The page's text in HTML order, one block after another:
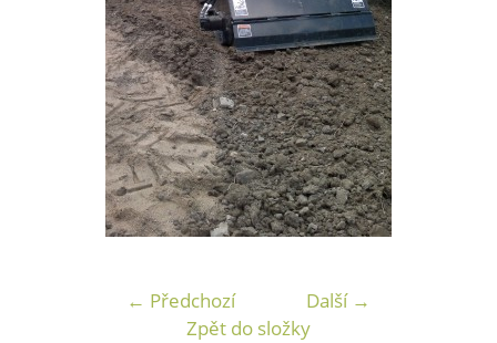
← Předchozí
Další →
Zpět do složky